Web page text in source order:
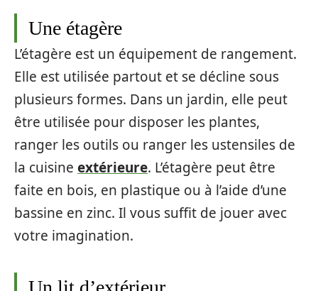
Une étagère
L’étagère est un équipement de rangement.
Elle est utilisée partout et se décline sous
plusieurs formes. Dans un jardin, elle peut
être utilisée pour disposer les plantes,
ranger les outils ou ranger les ustensiles de
la cuisine extérieure. L’étagère peut être
faite en bois, en plastique ou à l’aide d’une
bassine en zinc. Il vous suffit de jouer avec
votre imagination.